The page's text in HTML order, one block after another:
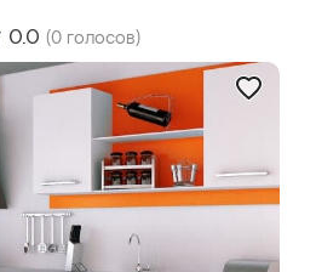
0.0 (0 голосов)